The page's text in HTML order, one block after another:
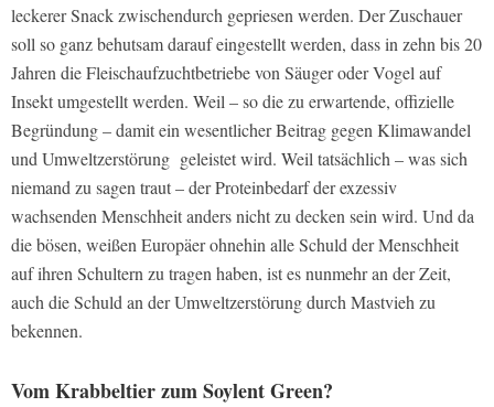
leckerer Snack zwischendurch gepriesen werden. Der Zuschauer
soll so ganz behutsam darauf eingestellt werden, dass in zehn bis 20
Jahren die Fleischaufzuchtbetriebe von Säuger oder Vogel auf
Insekt umgestellt werden. Weil – so die zu erwartende, offizielle
Begründung – damit ein wesentlicher Beitrag gegen Klimawandel
und Umweltzerstörung geleistet wird. Weil tatsächlich – was sich
niemand zu sagen traut – der Proteinbedarf der exzessiv
wachsenden Menschheit anders nicht zu decken sein wird. Und da
die bösen, weißen Europäer ohnehin alle Schuld der Menschheit
auf ihren Schultern zu tragen haben, ist es nunmehr an der Zeit,
auch die Schuld an der Umweltzerstörung durch Mastvieh zu
bekennen.
Vom Krabbeltier zum Soylent Green?